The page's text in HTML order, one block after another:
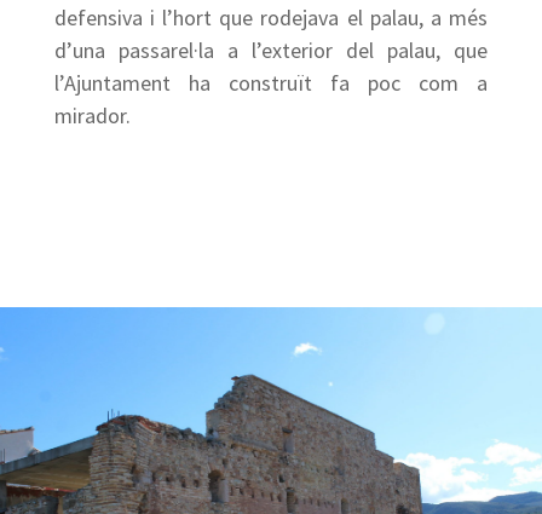
defensiva i l’hort que rodejava el palau, a més
d’una passarel·la a l’exterior del palau, que
l’Ajuntament ha construït fa poc com a
mirador.